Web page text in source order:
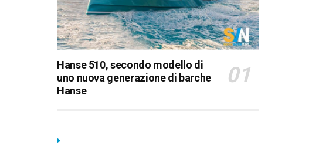
Hanse 510, secondo modello di
uno nuova generazione di barche
Hanse